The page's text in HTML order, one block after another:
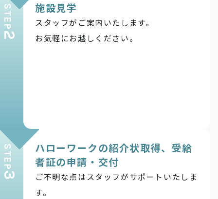
STEP
2
施設見学
スタッフがご案内いたします。
お気軽にお越しください。
STEP
3
ハローワークの紹介状取得、受給
者証の申請・交付
ご不明な点はスタッフがサポートいたしま
す。